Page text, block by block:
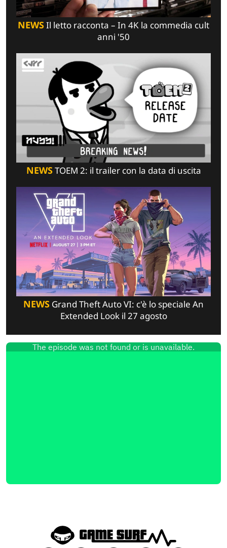
NEWSIl letto racconta – In 4K la commedia cult
anni '50
NEWSTOEM 2: il trailer con la data di uscita
NEWS Grand Theft Auto VI: c'è lo speciale An
Extended Look il 27 agosto